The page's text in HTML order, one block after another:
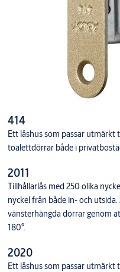
414
Ett låshus som passar
toalettdörrar både i
2011
Tillhållarlås med 250 olika
nyckel från både in- och
vänsterhängda dörrar genom
180°.
2020
Ett låshus som passar